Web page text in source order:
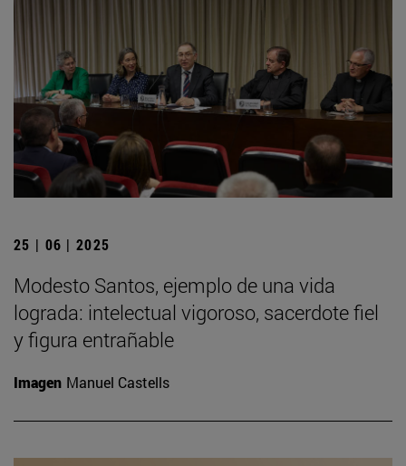
25 | 06 | 2025
Modesto Santos, ejemplo de una vida
lograda: intelectual vigoroso, sacerdote fiel
y figura entrañable
Imagen Manuel Castells